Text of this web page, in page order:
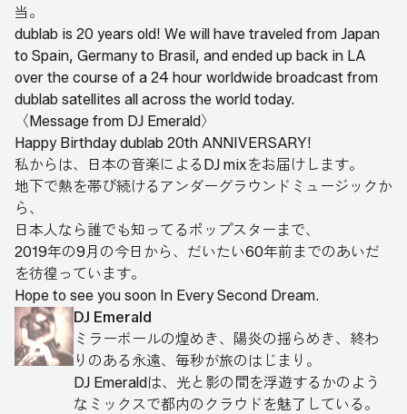
当。
dublab is 20 years old! We will have traveled from Japan
to Spain, Germany to Brasil, and ended up back in LA
over the course of a 24 hour worldwide broadcast from
dublab satellites all across the world today.
〈Message from DJ Emerald〉
Happy Birthday dublab 20th ANNIVERSARY!
私からは、日本の音楽によるDJ mixをお届けします。
地下で熱を帯び続けるアンダーグラウンドミュージックか
ら、
日本人なら誰でも知ってるポップスターまで、
2019年の9月の今日から、だいたい60年前までのあいだ
を彷徨っています。
Hope to see you soon In Every Second Dream.
DJ Emerald
ミラーボールの煌めき、陽炎の揺らめき、終わ
りのある永遠、毎秒が旅のはじまり。
DJ Emeraldは、光と影の間を浮遊するかのよう
なミックスで都内のクラウドを魅了している。